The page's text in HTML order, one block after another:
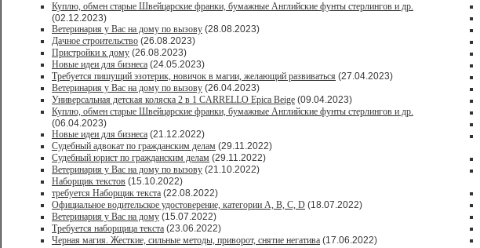
Куплю, обмен старые Швейцарские франки, бумажные Английские фунты стерлингов и др.
(02.12.2023)
Ветеринария у Вас на дому по вызову (28.08.2023)
Дачное строительство (26.08.2023)
Пристройки к дому (26.08.2023)
Новые идеи для бизнеса (24.05.2023)
Требуется пишущий эзотерик, новичок в магии, желающий развиваться (27.04.2023)
Ветеринария у Вас на дому по вызову (26.04.2023)
Универсальная детская коляска 2 в 1 CARRELLO Epica Beige (09.04.2023)
Куплю, обмен старые Швейцарские франки, бумажные Английские фунты стерлингов и др.
(06.04.2023)
Новые идеи для бизнеса (21.12.2022)
Судебный адвокат по гражданским делам (29.11.2022)
Судебный юрист по гражданским делам (29.11.2022)
Ветеринария у Вас на дому по вызову (21.10.2022)
Наборщик текстов (15.10.2022)
требуется Наборщик текста (22.08.2022)
Официальное водительское удостоверение, категории A, B, C, D (18.07.2022)
Ветеринария у Вас на дому (15.07.2022)
Требуется наборщица текста (23.06.2022)
Черная магия. Жесткие, сильные методы, приворот, снятие негатива (17.06.2022)